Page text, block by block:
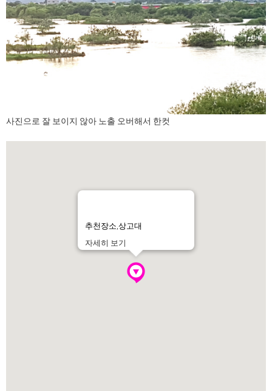
사진으로 잘 보이지 않아 노출 오버해서 한컷